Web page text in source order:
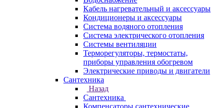
Кабель нагревательный и аксессуары
Кондиционеры и аксессуары
Система водяного отопления
Система электрического отопления
Системы вентиляции
Терморегуляторы, термостаты,
приборы управления обогревом
Электрические приводы и двигатели
Сантехника
Назад
Сантехника
Компенсаторы сантехнические